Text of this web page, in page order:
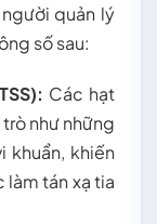
quản lý
số sau:
Các hạt
như những
khuẩn, khiến
tán xạ tia